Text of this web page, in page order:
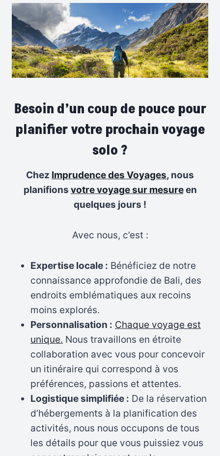
Besoin d’un coup de pouce pour
planifier votre prochain voyage
solo ?
Chez Imprudence des Voyages, nous
planifions votre voyage sur mesureen
quelques jours !
Avec nous, c’est :
Expertise locale : Bénéficiez de notre
connaissance approfondie de Bali, des
endroits emblématiques aux recoins
moins explorés.
Personnalisation : Chaque voyage est
unique. Nous travaillons en étroite
collaboration avec vous pour concevoir
un itinéraire qui correspond à vos
préférences, passions et attentes.
Logistique simplifiée : De la réservation
d’hébergements à la planification des
activités, nous nous occupons de tous
les détails pour que vous puissiez vous